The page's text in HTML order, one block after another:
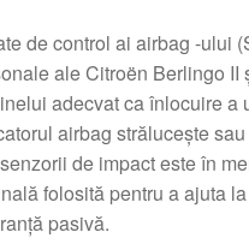
de control ai airbag -ului
ale Citroën Berlingo
adecvat ca înlocuire a
airbag strălucește
de impact este în
folosită pentru a ajuta
pasivă.